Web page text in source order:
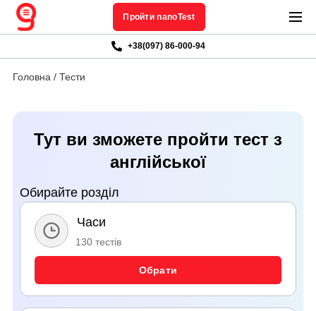
Пройти nanoTest
+38(097) 86-000-94
Головна / Тести
Тут ви зможете пройти тест з
англійської
Обирайте розділ
Часи
130 тестів
Обрати